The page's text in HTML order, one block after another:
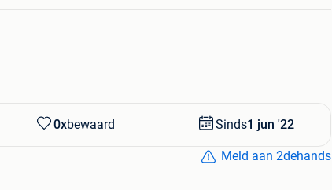
0xbewaard Sinds1 jun '22
Meld aan 2dehands